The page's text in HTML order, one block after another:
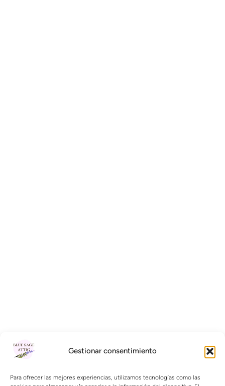
Gestionar consentimiento
Para ofrecer las mejores experiencias, utilizamos tecnologías como las